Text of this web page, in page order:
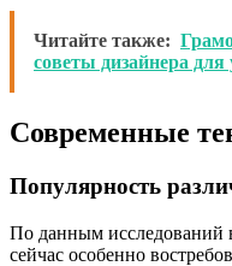
Читайте также:
советы дизайнера для
Современные
Популярность
По данным исследований
сейчас особенно